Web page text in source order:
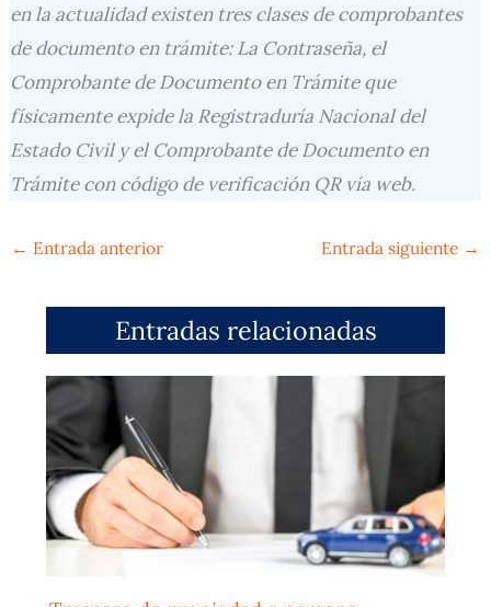
en la actualidad existen tres clases de comprobantes
de documento en trámite: La Contraseña, el
Comprobante de Documento en Trámite que
físicamente expide la Registraduría Nacional del
Estado Civil y el Comprobante de Documento en
Trámite con código de verificación QR vía web.
← Entrada anterior Entrada siguiente →
Entradas relacionadas